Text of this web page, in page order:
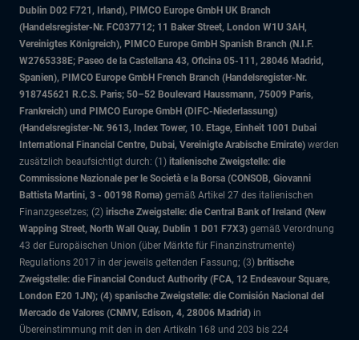
Dublin D02 F721, Irland), PIMCO Europe GmbH UK Branch
(Handelsregister-Nr. FC037712; 11 Baker Street, London W1U 3AH,
Vereinigtes Königreich), PIMCO Europe GmbH Spanish Branch (N.I.F.
W2765338E; Paseo de la Castellana 43, Oficina 05-111, 28046 Madrid,
Spanien), PIMCO Europe GmbH French Branch (Handelsregister-Nr.
918745621 R.C.S. Paris; 50–52 Boulevard Haussmann, 75009 Paris,
Frankreich) und PIMCO Europe GmbH (DIFC-Niederlassung)
(Handelsregister-Nr. 9613, Index Tower, 10. Etage, Einheit 1001 Dubai
International Financial Centre, Dubai, Vereinigte Arabische Emirate) werden
zusätzlich beaufsichtigt durch: (1) italienische Zweigstelle: die
Commissione Nazionale per le Società e la Borsa (CONSOB, Giovanni
Battista Martini, 3 - 00198 Roma) gemäß Artikel 27 des italienischen
Finanzgesetzes; (2) irische Zweigstelle: die Central Bank of Ireland (New
Wapping Street, North Wall Quay, Dublin 1 D01 F7X3) gemäß Verordnung
43 der Europäischen Union (über Märkte für Finanzinstrumente)
Regulations 2017 in der jeweils geltenden Fassung; (3) britische
Zweigstelle: die Financial Conduct Authority (FCA, 12 Endeavour Square,
London E20 1JN); (4) spanische Zweigstelle: die Comisión Nacional del
Mercado de Valores (CNMV, Edison, 4, 28006 Madrid) in
Übereinstimmung mit den in den Artikeln 168 und 203 bis 224